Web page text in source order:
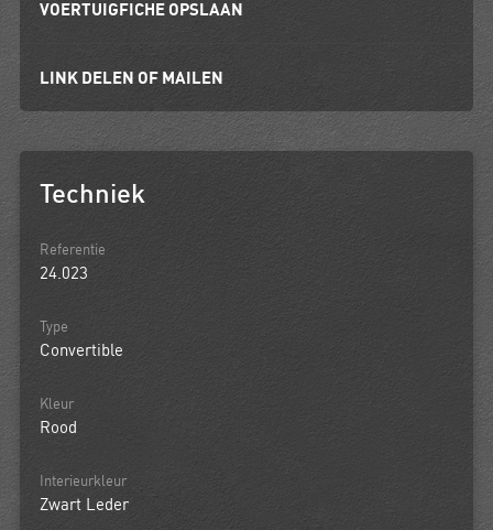
VOERTUIGFICHE OPSLAAN
LINK DELEN OF MAILEN
Techniek
Referentie
24.023
Type
Convertible
Kleur
Rood
Interieurkleur
Zwart Leder